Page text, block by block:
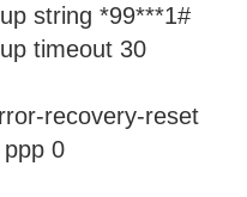
string *99***1#
timeout 30
recovery-reset
0